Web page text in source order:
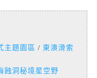
主題園區 / 東澳滑索
蝕洞秘境星空野